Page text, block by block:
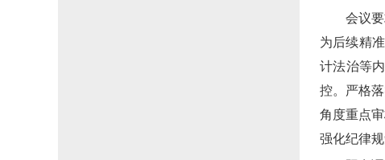
会议
为后续精
计法治等
控。严格
角度重点
强化纪律规